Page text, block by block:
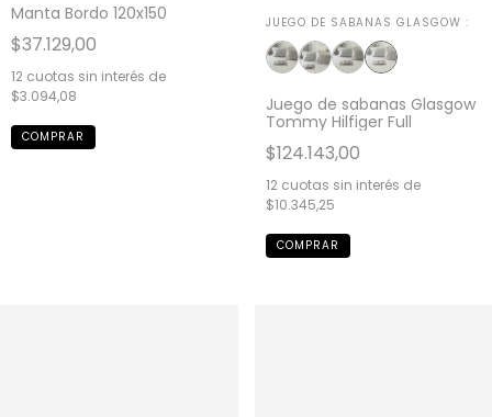
Manta Bordo 120x150
$37.129,00
12 cuotas sin interés de
$3.094,08
JUEGO DE SABANAS GLASGOW :
Juego de sabanas Glasgow
Tommy Hilfiger Full
$124.143,00
12 cuotas sin interés de
$10.345,25